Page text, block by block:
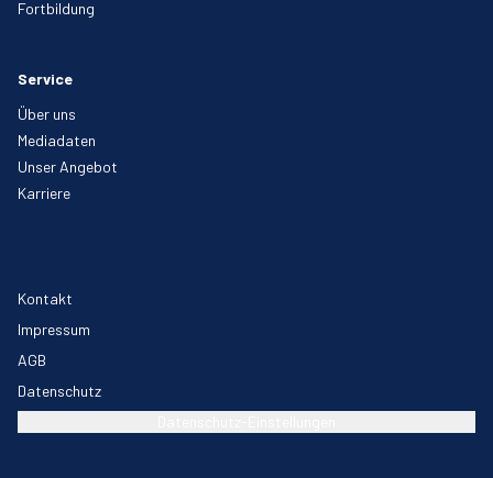
Fortbildung
Service
Über uns
Mediadaten
Unser Angebot
Karriere
Kontakt
Impressum
AGB
Datenschutz